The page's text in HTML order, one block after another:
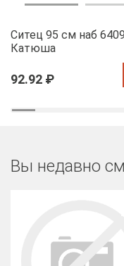
Ситец 95 см наб
Катюша
92.92 ₽
Вы недавно